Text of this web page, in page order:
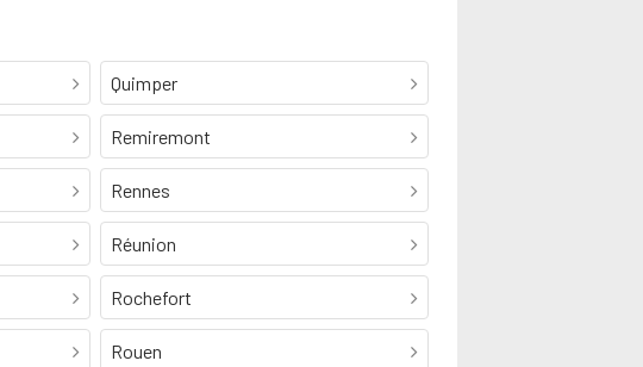
Quimper
Remiremont
Rennes
Réunion
Rochefort
Rouen